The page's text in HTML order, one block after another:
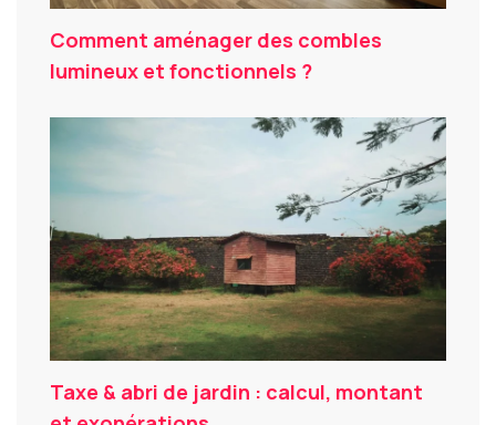
Comment aménager des combles
lumineux et fonctionnels ?
Taxe & abri de jardin : calcul, montant